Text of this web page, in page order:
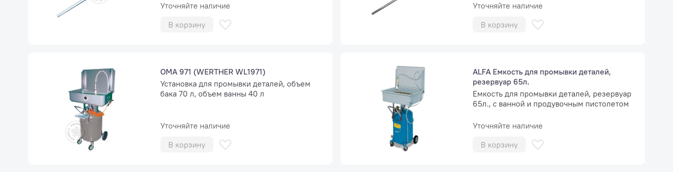
Уточняйте наличие
В корзину
Уточняйте наличие
В корзину
OMA 971 (WERTHER WL1971)
Установка для промывки деталей, объем
бака 70 л, объем ванны 40 л
Уточняйте наличие
В корзину
ALFA Емкость для промывки деталей,
резервуар 65л.
Емкость для промывки деталей, резервуар
65л., с ванной и продувочным пистолетом
Уточняйте наличие
В корзину